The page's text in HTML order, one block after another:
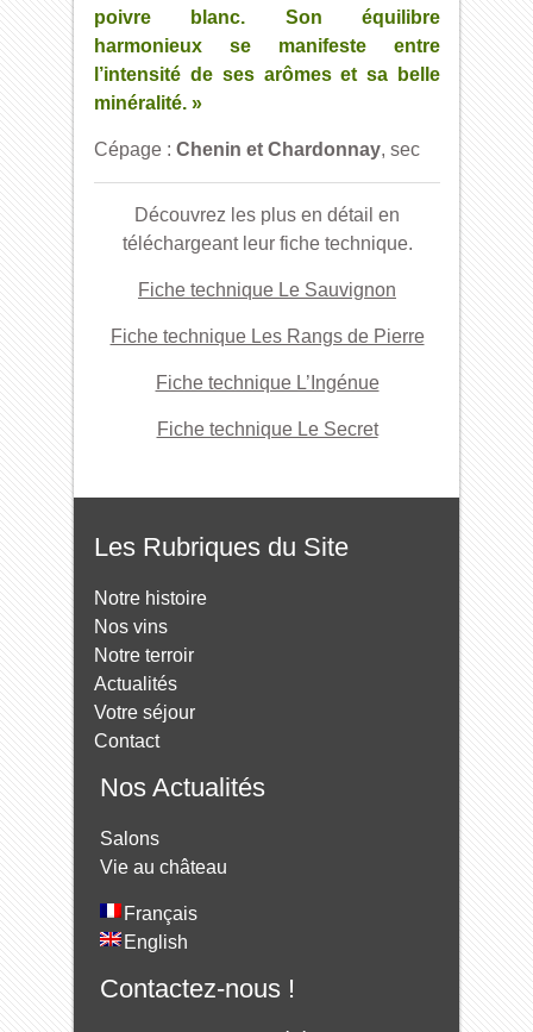
poivre blanc. Son équilibre
harmonieux se manifeste entre
l’intensité de ses arômes et sa belle
minéralité. »
Cépage : Chenin et Chardonnay, sec
Découvrez les plus en détail en
téléchargeant leur fiche technique.
Fiche technique Le Sauvignon
Fiche technique Les Rangs de Pierre
Fiche technique L’Ingénue
Fiche technique Le Secret
Les Rubriques du Site
Notre histoire
Nos vins
Notre terroir
Actualités
Votre séjour
Contact
Nos Actualités
Salons
Vie au château
Français
English
Contactez-nous !